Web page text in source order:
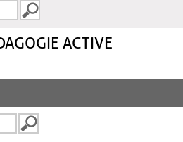
ACTIVE